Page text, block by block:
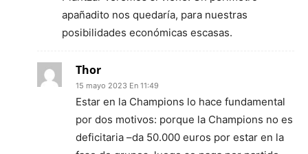
apañadito nos quedaría, para nuestras
posibilidades económicas escasas.
Thor
15 mayo 2023 En 11:49
Estar en la Champions lo hace fundamental
por dos motivos: porque la Champions no es
deficitaria –da 50.000 euros por estar en la